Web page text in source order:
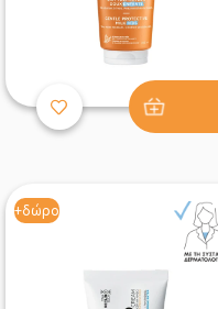
+δώρο